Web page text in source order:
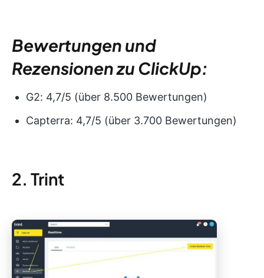
Bewertungen und
Rezensionen zu ClickUp:
G2: 4,7/5 (über 8.500 Bewertungen)
Capterra: 4,7/5 (über 3.700 Bewertungen)
2. Trint